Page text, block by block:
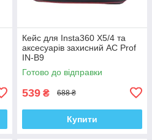
Кейс для Insta360 X5/4 та
аксесуарів захисний AC Prof
IN-B9
Готово до відправки
539 ₴ 688 ₴
Купити